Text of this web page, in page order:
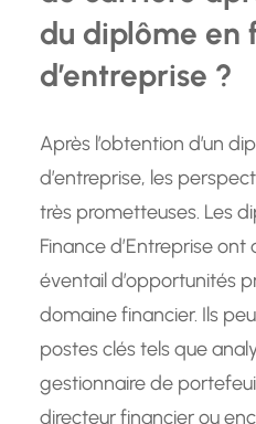
du diplôme en
d’entreprise ?
Après l’obtention d’un
d’entreprise, les
très prometteuses. Les
Finance d’Entreprise ont
éventail d’opportunités
domaine financier. Ils
postes clés tels que
gestionnaire de
directeur financier ou